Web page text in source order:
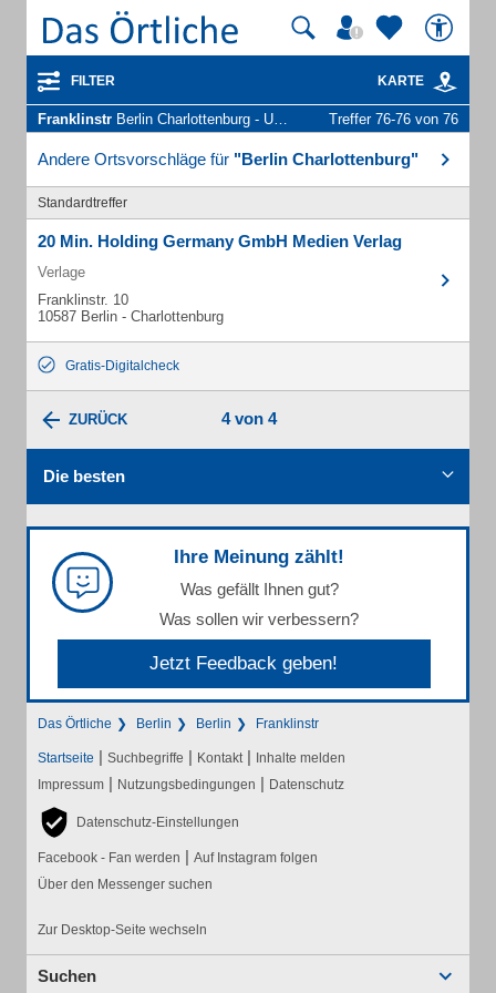
FILTER KARTE
Franklinstr Berlin Charlottenburg - Unternehmen und Personen Treffer 76-76 von 76
Andere Ortsvorschläge für "Berlin Charlottenburg"
Standardtreffer
20 Min. Holding Germany GmbH Medien Verlag
Verlage
Franklinstr. 10
10587 Berlin - Charlottenburg
Gratis-Digitalcheck
ZURÜCK 4 von 4
Die besten
Ihre Meinung zählt!
Was gefällt Ihnen gut?
Was sollen wir verbessern?
Jetzt Feedback geben!
Das Örtliche Berlin Berlin Franklinstr
Startseite | Suchbegriffe | Kontakt | Inhalte melden
Impressum | Nutzungsbedingungen | Datenschutz
Datenschutz-Einstellungen
Facebook - Fan werden | Auf Instagram folgen
Über den Messenger suchen
Zur Desktop-Seite wechseln
Suchen